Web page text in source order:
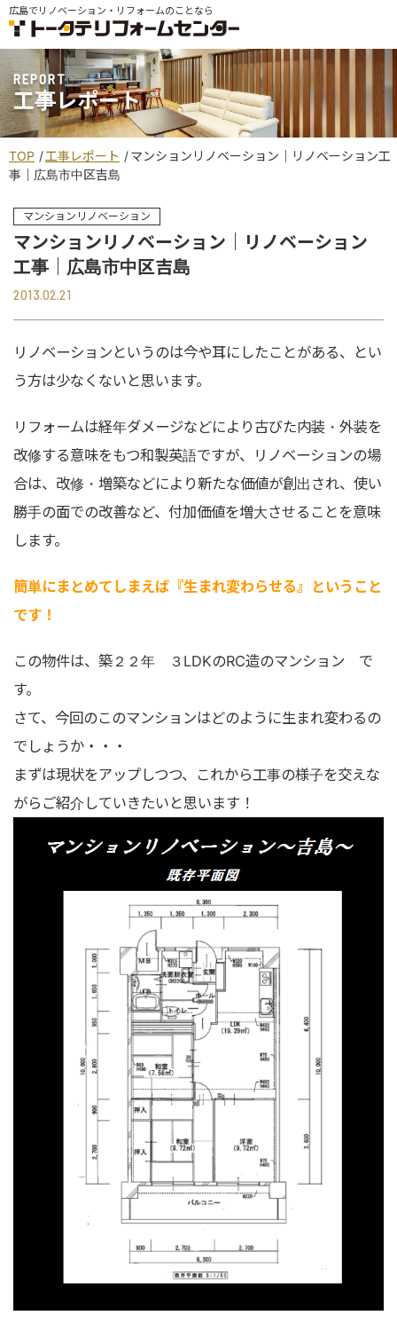
広島でリノベーション・リフォームのことなら
REPORT
工事レポート
TOP 工事レポート
マンションリノベーション｜リノベーション工
事｜広島市中区吉島
マンションリノベーション
マンションリノベーション｜リノベーション
工事｜広島市中区吉島
2013.02.21
リノベーションというのは今や耳にしたことがある、とい
う方は少なくないと思います。
リフォームは経年ダメージなどにより古びた内装・外装を
改修する意味をもつ和製英語ですが、リノベーションの場
合は、改修・増築などにより新たな価値が創出され、使い
勝手の面での改善など、付加価値を増大させることを意味
します。
簡単にまとめてしまえば『生まれ変わらせる』ということ
です！
この物件は、築２２年 ３LDKのRC造のマンション で
す。
さて、今回のこのマンションはどのように生まれ変わるの
でしょうか・・・
まずは現状をアップしつつ、これから工事の様子を交えな
がらご紹介していきたいと思います！